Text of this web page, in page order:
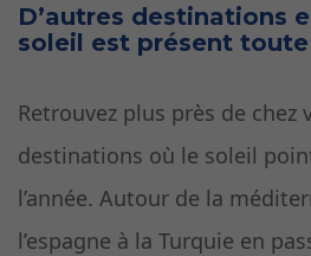
D’autres destinations
soleil est présent toute
Retrouvez plus près de chez
destinations où le soleil
l’année. Autour de la
l’espagne à la Turquie en